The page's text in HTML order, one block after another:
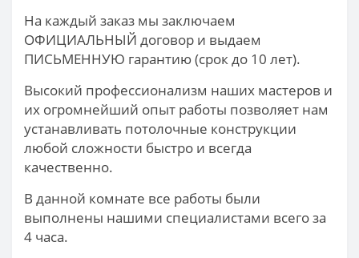
На каждый заказ мы заключаем
ОФИЦИАЛЬНЫЙ договор и выдаем
ПИСЬМЕННУЮ гарантию (срок до 10 лет).
Высокий профессионализм наших мастеров и
их огромнейший опыт работы позволяет нам
устанавливать потолочные конструкции
любой сложности быстро и всегда
качественно.
В данной комнате все работы были
выполнены нашими специалистами всего за
4 часа.